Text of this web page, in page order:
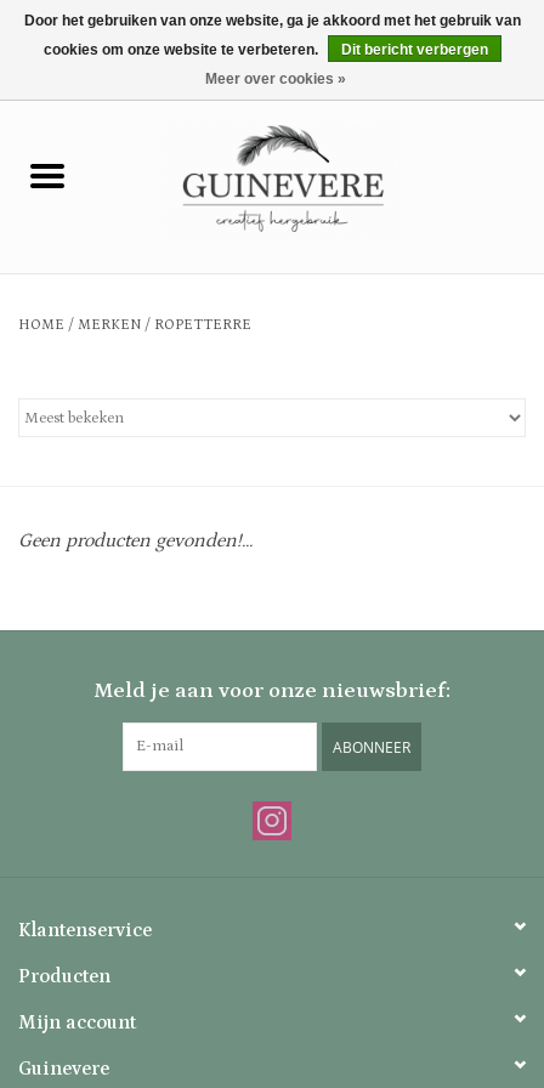
0 Artikelen - €0,00
Meubels
Tuin en buiten
Keuken
Uitverkocht
HOME / MERKEN / ROPETTERRE
Geen producten gevonden!...
Meld je aan voor onze nieuwsbrief:
ABONNEER
Klantenservice
Producten
Mijn account
Guinevere
Door het gebruiken van onze website, ga je akkoord met het gebruik van
cookies om onze website te verbeteren.
Dit bericht verbergen
Meer over cookies »